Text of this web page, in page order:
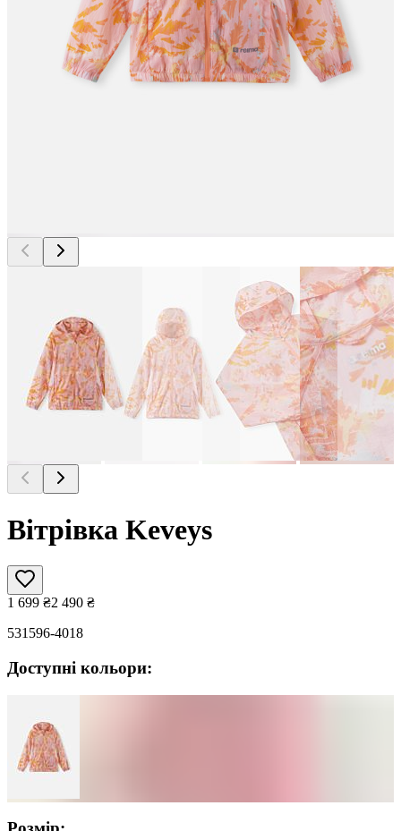
Вітрівка Keveys
1 699 ₴2 490 ₴
531596-4018
Доступні кольори: